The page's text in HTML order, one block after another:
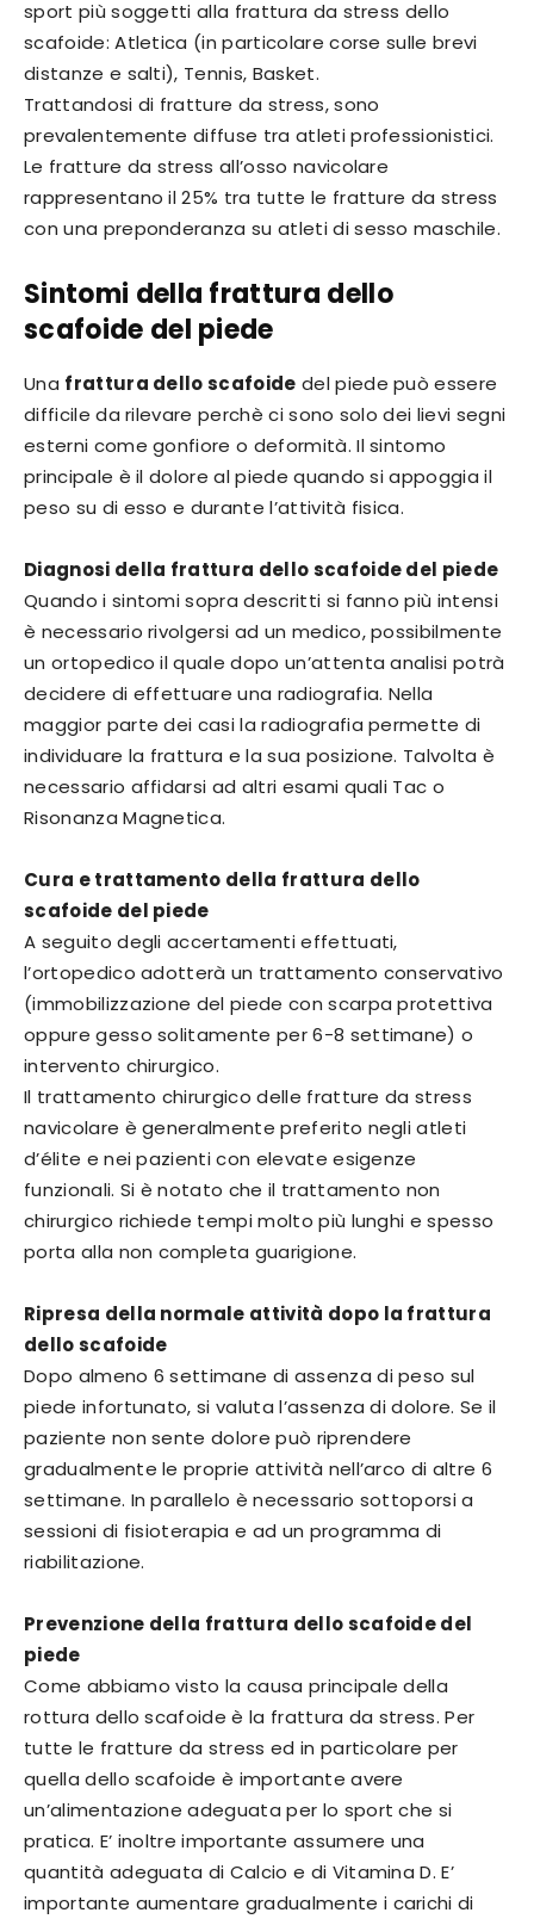
sport più soggetti alla frattura da stress dello
scafoide: Atletica (in particolare corse sulle brevi
distanze e salti), Tennis, Basket.
Trattandosi di fratture da stress, sono
prevalentemente diffuse tra atleti professionistici.
Le fratture da stress all’osso navicolare
rappresentano il 25% tra tutte le fratture da stress
con una preponderanza su atleti di sesso maschile.
Sintomi della frattura dello
scafoide del piede
Una frattura dello scafoide del piede può essere
difficile da rilevare perchè ci sono solo dei lievi segni
esterni come gonfiore o deformità. Il sintomo
principale è il dolore al piede quando si appoggia il
peso su di esso e durante l’attività fisica.
Diagnosi della frattura dello scafoide del piede
Quando i sintomi sopra descritti si fanno più intensi
è necessario rivolgersi ad un medico, possibilmente
un ortopedico il quale dopo un’attenta analisi potrà
decidere di effettuare una radiografia. Nella
maggior parte dei casi la radiografia permette di
individuare la frattura e la sua posizione. Talvolta è
necessario affidarsi ad altri esami quali Tac o
Risonanza Magnetica.
Cura e trattamento della frattura dello
scafoide del piede
A seguito degli accertamenti effettuati,
l’ortopedico adotterà un trattamento conservativo
(immobilizzazione del piede con scarpa protettiva
oppure gesso solitamente per 6-8 settimane) o
intervento chirurgico.
Il trattamento chirurgico delle fratture da stress
navicolare è generalmente preferito negli atleti
d’élite e nei pazienti con elevate esigenze
funzionali. Si è notato che il trattamento non
chirurgico richiede tempi molto più lunghi e spesso
porta alla non completa guarigione.
Ripresa della normale attività dopo la frattura
dello scafoide
Dopo almeno 6 settimane di assenza di peso sul
piede infortunato, si valuta l’assenza di dolore. Se il
paziente non sente dolore può riprendere
gradualmente le proprie attività nell’arco di altre 6
settimane. In parallelo è necessario sottoporsi a
sessioni di fisioterapia e ad un programma di
riabilitazione.
Prevenzione della frattura dello scafoide del
piede
Come abbiamo visto la causa principale della
rottura dello scafoide è la frattura da stress. Per
tutte le fratture da stress ed in particolare per
quella dello scafoide è importante avere
un’alimentazione adeguata per lo sport che si
pratica. E’ inoltre importante assumere una
quantità adeguata di Calcio e di Vitamina D. E’
importante aumentare gradualmente i carichi di